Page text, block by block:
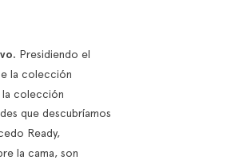
fabrics that work
beautifully together: the
formula for creating unique
interiors, full of...
Read more
Presidiendo el
la colección
la colección
que descubríamos
Ready,
la cama, son